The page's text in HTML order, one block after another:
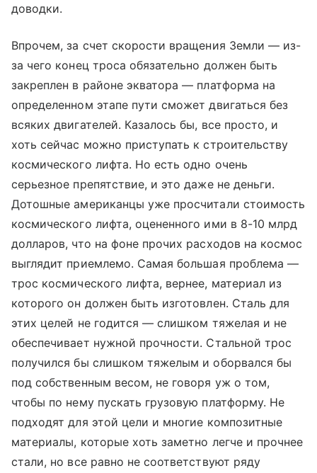
доводки.
Впрочем, за счет скорости вращения Земли — из-
за чего конец троса обязательно должен быть
закреплен в районе экватора — платформа на
определенном этапе пути сможет двигаться без
всяких двигателей. Казалось бы, все просто, и
хоть сейчас можно приступать к строительству
космического лифта. Но есть одно очень
серьезное препятствие, и это даже не деньги.
Дотошные американцы уже просчитали стоимость
космического лифта, оцененного ими в 8-10 млрд
долларов, что на фоне прочих расходов на космос
выглядит приемлемо. Самая большая проблема —
трос космического лифта, вернее, материал из
которого он должен быть изготовлен. Сталь для
этих целей не годится — слишком тяжелая и не
обеспечивает нужной прочности. Стальной трос
получился бы слишком тяжелым и оборвался бы
под собственным весом, не говоря уж о том,
чтобы по нему пускать грузовую платформу. Не
подходят для этой цели и многие композитные
материалы, которые хоть заметно легче и прочнее
стали, но все равно не соответствуют ряду